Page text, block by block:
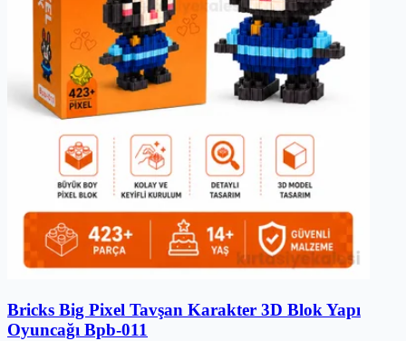
Bricks Big Pixel Tavşan Karakter 3D Blok Yapı
Oyuncağı Bpb-011